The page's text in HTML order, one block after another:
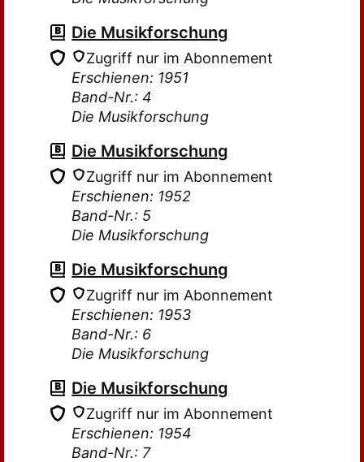
Die Musikforschung
Zugriff nur im Abonnement
Erschienen: 1951
Band-Nr.: 4
Die Musikforschung
Die Musikforschung
Zugriff nur im Abonnement
Erschienen: 1952
Band-Nr.: 5
Die Musikforschung
Die Musikforschung
Zugriff nur im Abonnement
Erschienen: 1953
Band-Nr.: 6
Die Musikforschung
Die Musikforschung
Zugriff nur im Abonnement
Erschienen: 1954
Band-Nr.: 7